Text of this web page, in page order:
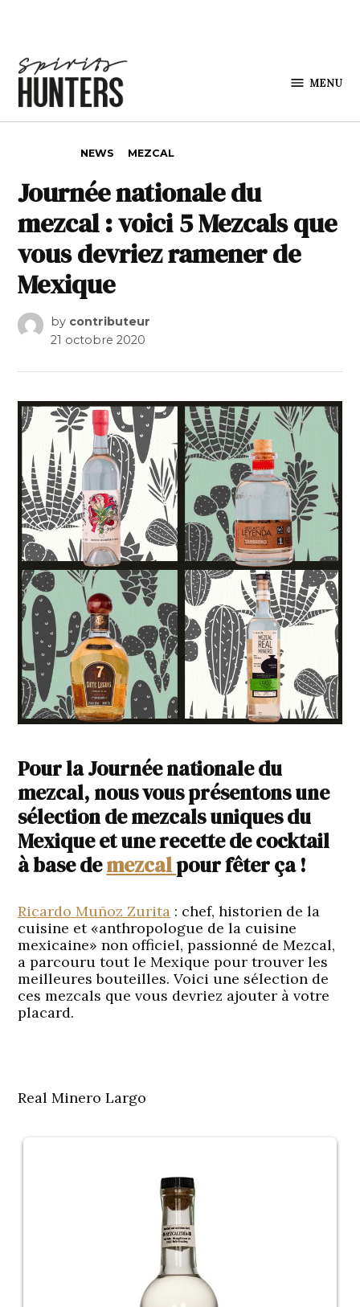
MENU
NEWS MEZCAL
Journée nationale du
mezcal : voici 5 Mezcals que
vous devriez ramener de
Mexique
by contributeur
21 octobre 2020
Pour la Journée nationale du
mezcal, nous vous présentons une
sélection de mezcals uniques du
Mexique et une recette de cocktail
à base demezcalpour fêter ça !
Ricardo Muñoz Zurita : chef, historien de la
cuisine et «anthropologue de la cuisine
mexicaine» non officiel, passionné de Mezcal,
a parcouru tout le Mexique pour trouver les
meilleures bouteilles. Voici une sélection de
ces mezcals que vous devriez ajouter à votre
placard.
Real Minero Largo